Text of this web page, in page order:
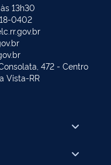
13h30
0402
472 - Centro
Vista-RR